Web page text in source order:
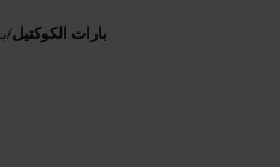
/بارات الكوكتيل